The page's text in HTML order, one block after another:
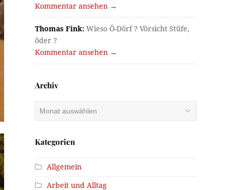
Kommentar ansehen →
Thomas Fink: Wieso Ö-Dörf ? Vörsicht Stüfe,
öder ?
Kommentar ansehen →
Archiv
Kategorien
Allgemein
Arbeit und Alltag